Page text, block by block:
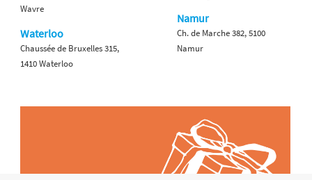
Wavre
Waterloo
Chaussée de Bruxelles 315,
1410 Waterloo
Namur
Ch. de Marche 382, 5100
Namur